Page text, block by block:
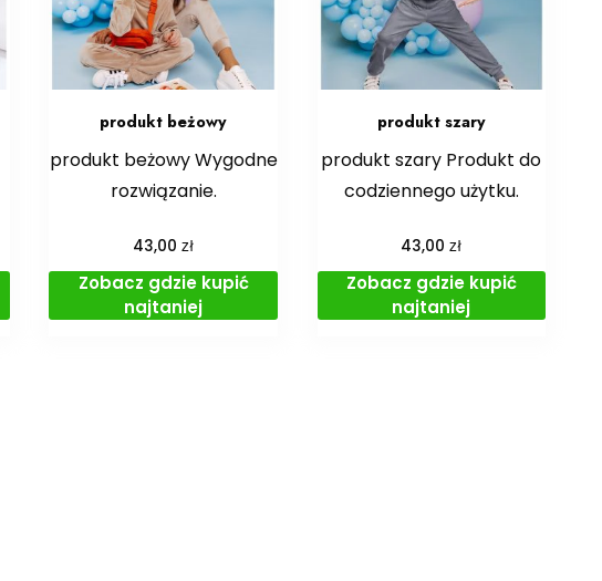
produkt beżowy
produkt beżowy Wygodne
rozwiązanie.
43,00zł
Zobacz gdzie kupić
najtaniej
produkt szary
produkt szary Produkt do
codziennego użytku.
43,00zł
Zobacz gdzie kupić
najtaniej